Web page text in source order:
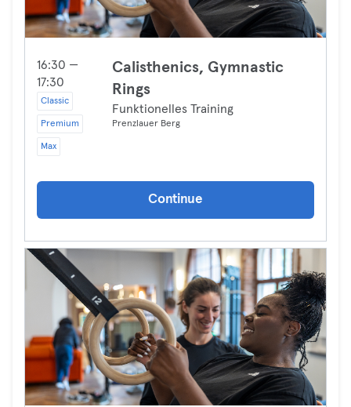
16:30 —
17:30
Classic
Premium
Max
Calisthenics, Gymnastic
Rings
Funktionelles Training
Prenzlauer Berg
Continue